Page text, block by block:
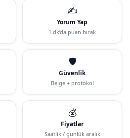
✍️
Yorum Yap
1 dk’da puan bırak
🛡️
Güvenlik
Belge + protokol
💰
Fiyatlar
Saatlik / günlük aralık